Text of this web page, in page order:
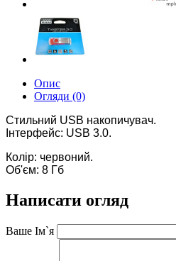
Опис
Огляди (0)
Стильний USB накопичувач.
Інтерфейс: USB 3.0.
Колір: червоний.
Об'єм: 8 Гб
Написати огляд
Ваше Ім`я